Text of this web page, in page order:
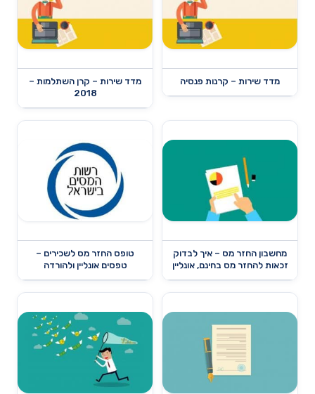
מדד שירות – קרנות פנסיה
מדד שירות – קרן השתלמות –
2018
מחשבון החזר מס – איך לבדוק
זכאות להחזר מס בחינם, אונליין
טופס החזר מס לשכירים –
טפסים אונליין ולהורדה